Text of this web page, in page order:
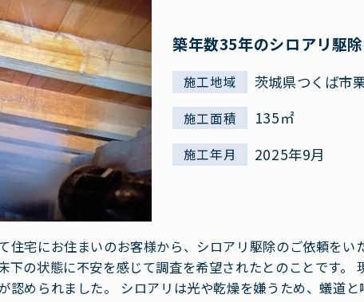
築年数35年のシロアリ駆
施工地域 茨城県つくば市
施工面積 135㎡
施工年月 2025年9月
住宅にお住まいのお客様から、シロアリ駆除のご依頼を
下の状態に不安を感じて調査を希望されたとのことです。
認められました。 シロアリは光や乾燥を嫌うため、蟻道